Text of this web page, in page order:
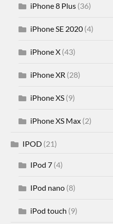
iPhone 8 Plus (36)
iPhone SE 2020 (4)
iPhone X (43)
iPhone XR (28)
iPhone XS (9)
iPhone XS Max (2)
IPOD (21)
IPod 7 (4)
IPod nano (8)
iPod touch (9)